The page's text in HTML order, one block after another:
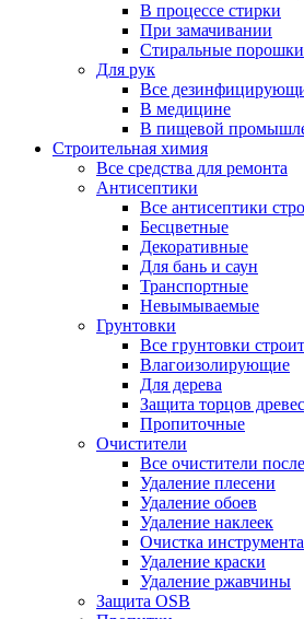
В процессе стирки
При замачивании
Стиральные порошки
Для рук
Все
В медицине
В пищевой
Строительная химия
Все средства для ремонта
Антисептики
Все антисептики
Бесцветные
Декоративные
Для бань и саун
Транспортные
Невымываемые
Грунтовки
Все грунтовки
Влагоизолирующие
Для дерева
Защита торцов
Пропиточные
Очистители
Все очистители
Удаление плесени
Удаление обоев
Удаление наклеек
Очистка инструмента
Удаление краски
Удаление ржавчины
Защита OSB